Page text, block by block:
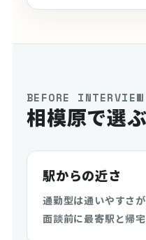
BEFORE INTERVIEW
相模原で選
駅からの近さ
通勤型は通いやすさ
面談前に最寄駅と帰